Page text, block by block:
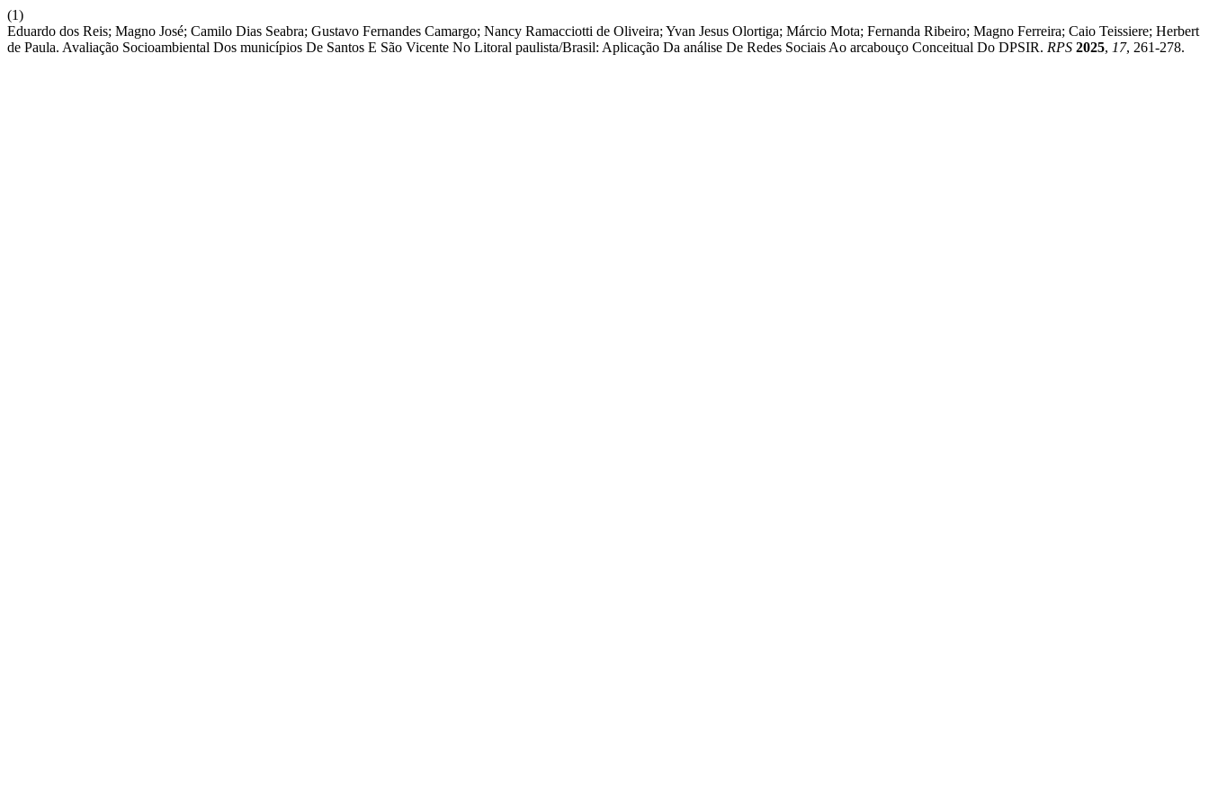
(1)
Eduardo dos Reis; Magno José; Camilo Dias Seabra; Gustavo Fernandes Camargo; Nancy Ramacciotti de Oliveira; Yvan Jesus Olortiga; Márcio Mota; Fernanda Ribeiro; Magno Ferreira; Caio Teissiere; Herbert
de Paula. Avaliação Socioambiental Dos municípios De Santos E São Vicente No Litoral paulista/Brasil: Aplicação Da análise De Redes Sociais Ao arcabouço Conceitual Do DPSIR. RPS 2025, 17, 261-278.